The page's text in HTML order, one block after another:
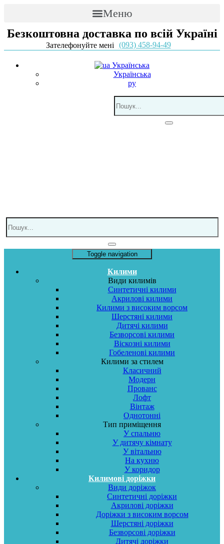
Меню
Безкоштовна доставка по всій Україні
Зателефонуйте мені (093) 458-94-49
Українська
Українська
ру
Toggle navigation
Килими
Види килимів
Синтетичні килими
Акрилові килими
Килими з високим ворсом
Шерстяні килими
Дитячі килими
Безворсові килими
Віскозні килими
Гобеленові килими
Килими за стилем
Класичний
Модерн
Прованс
Лофт
Вінтаж
Однотонні
Тип приміщення
У спальню
У дитячу кімнату
У вітальню
На кухню
У коридор
Килимові доріжки
Види доріжок
Синтетичні доріжки
Акрилові доріжки
Доріжки з високим ворсом
Шерстяні доріжки
Безворсові доріжки
Дитячі доріжки